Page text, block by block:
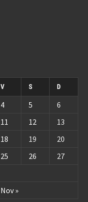
V S D
Nov »
4 5
6
11 12
13
18 19
20
25 26
27